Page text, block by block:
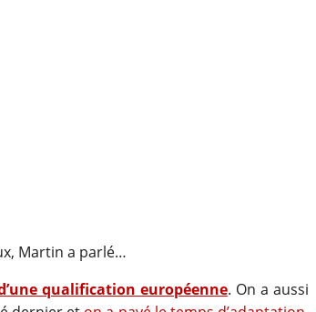
Martin a parlé…
qualification européenne. On a aussi